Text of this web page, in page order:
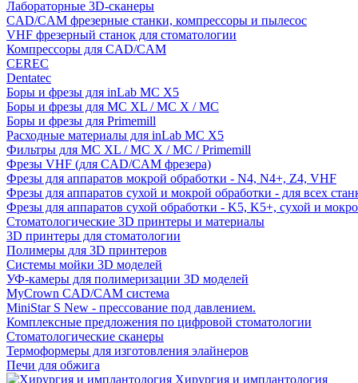
Лабораторные 3D-сканеры
CAD/CAM фрезерные станки, компрессоры и пылесос
VHF фрезерный станок для стоматологии
Компрессоры для CAD/CAM
CEREC
Dentatec
Боры и фрезы для inLab MC X5
Боры и фрезы для MC XL / MC X / MC
Боры и фрезы для Primemill
Расходные материалы для inLab MC X5
Фильтры для MC XL / MC X / MC / Primemill
Фрезы VHF (для CAD/CAM фрезера)
Фрезы для аппаратов мокрой обработки - N4, N4+, Z4, VHF
Фрезы для аппаратов сухой и мокрой обработки - для всех
Фрезы для аппаратов сухой обработки - K5, K5+, сухой и
Стоматологические 3D принтеры и материалы
3D принтеры для стоматологии
Полимеры для 3D принтеров
Системы мойки 3D моделей
УФ-камеры для полимеризации 3D моделей
MyCrown CAD/CAM система
MiniStar S New - прессование под давлением.
Комплексные предложения по цифровой стоматологии
Стоматологические сканеры
Термоформеры для изготовления элайнеров
Печи для обжига
Хирургия и имплантология